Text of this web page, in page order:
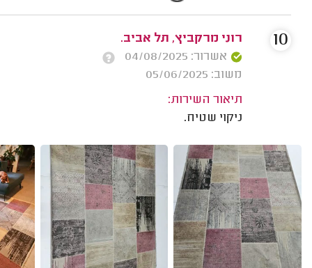
רוני מרקביץ, תל אביב.
אשרור: 04/08/2025
משוב: 05/06/2025
תיאור השירות:
ניקוי שטיח.
10